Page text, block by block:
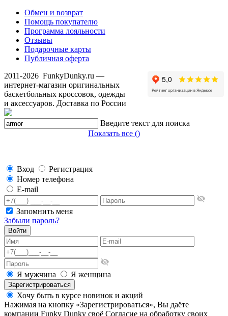
Обмен и возврат
Помощь покупателю
Программа лояльности
Отзывы
Подарочные карты
Публичная оферта
2011-2026 FunkyDunky.ru —
интернет-магазин оригинальных
баскетбольных кроссовок, одежды
и аксессуаров. Доставка по России
Введите текст для поиска
Показать все ()
Вход
Регистрация
Номер телефона
E-mail
Запомнить меня
Забыли пароль?
Войти
Я мужчина Я женщина
Зарегистрироваться
Хочу быть в курсе новинок и акций
Нажимая на кнопку «Зарегистрироваться», Вы даёте
компании Funky Dunky своё Согласие на обработку своих